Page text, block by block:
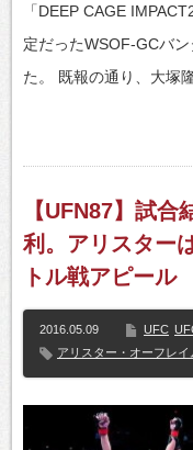
「DEEP CAGE
定だったWSOF-GCバ
た。 既報の通り、大塚
【UFN87】試
利。アリスター
トル戦アピール
2016.05.09 UFC
アリスター・オーフレイ